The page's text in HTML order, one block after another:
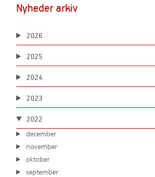
Nyheder arkiv
2026
2025
2024
2023
2022
december
november
oktober
september